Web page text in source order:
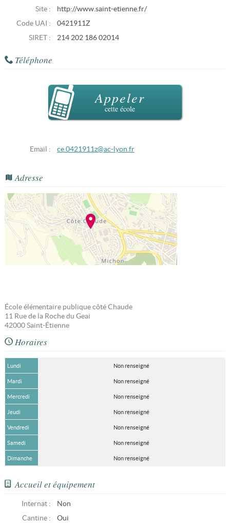
Site :
http://www.saint-etienne.fr/
Code UAI :
0421911Z
SIRET :
214 202 186 02014
Téléphone
Appeler
cette école
Email : ce.0421911z@ac-lyon.fr
Adresse
École élémentaire publique côté Chaude
11 Rue de la Roche du Geai
42000 Saint-Étienne
Horaires
Lundi Non renseigné
Mardi Non renseigné
Mercredi Non renseigné
Jeudi Non renseigné
Vendredi Non renseigné
Samedi Non renseigné
Dimanche Non renseigné
Accueil et équipement
Internat :
Non
Cantine :
Oui